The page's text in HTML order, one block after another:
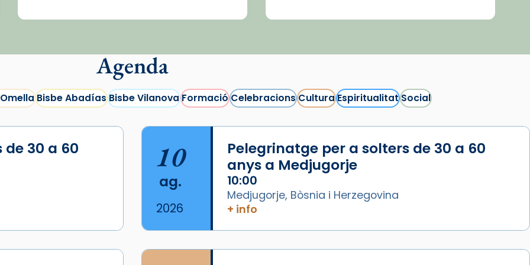
Agenda
Bisbe AbadíasBisbe VilanovaFormacióCelebracionsCulturaEspiritualitatSocial
30 a 60
10
ag.
2026
Pelegrinatge per a solters de 30 a 60
anys a Medjugorje
10:00
Medjugorje, Bòsnia i Herzegovina
+ info